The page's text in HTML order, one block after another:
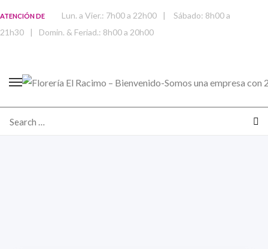
ATENCIÓN DE Lun. a Vier.: 7h00 a 22h00 |
Sábado: 8h00 a
21h30
| Domin. & Feriad.: 8h00 a 20h00